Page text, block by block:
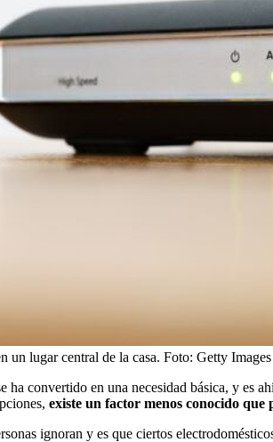
un lugar central de la casa. Foto: Getty Images
ha convertido en una necesidad básica, y es
existe un factor menos conocido
ignoran y es que ciertos